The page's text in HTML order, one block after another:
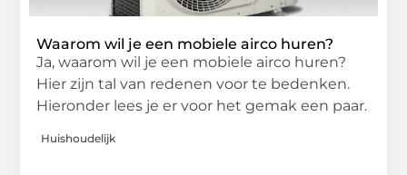
Waarom wil je een mobiele airco huren?
Ja, waarom wil je een mobiele airco huren?
Hier zijn tal van redenen voor te bedenken.
Hieronder lees je er voor het gemak een paar.
Huishoudelijk